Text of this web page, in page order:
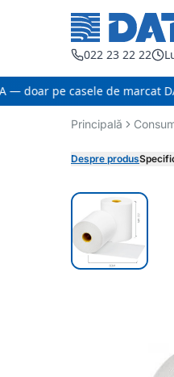
022 23 22 22
— doar pe casele de marcat
Principală
Despre produs